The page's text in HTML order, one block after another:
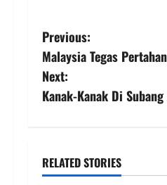
Previous:
Malaysia Tegas
Next:
Kanak-Kanak Di
RELATED STORIES